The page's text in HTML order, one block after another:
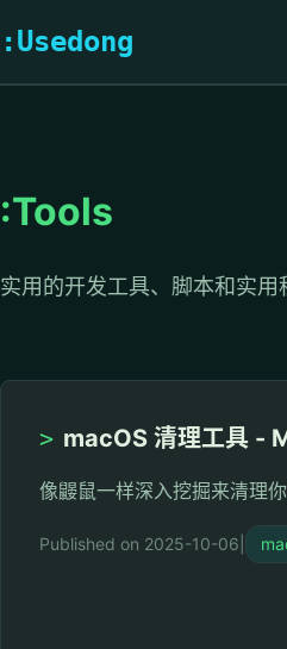
:Usedong
:Tools
实用的开发工具、脚本和实用
> macOS 清理工具 -
像鼹鼠一样深入挖掘来清理
Published on 2025-10-06